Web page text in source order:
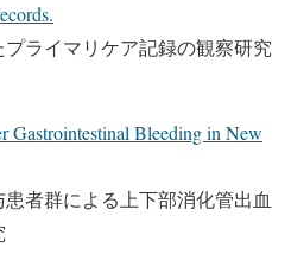
ライマリケア記録の観察研究
Gastrointestinal Bleeding in New
者群による上下部消化管出血